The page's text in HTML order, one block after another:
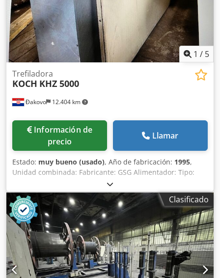
1 / 5
Đakovo 12.404 km
Trefiladora
KOCH KHZ 5000
Información de
precio
Llamar
Estado: muy bueno (usado), Año de fabricación: 1995,
Unidad combinada: Fabricante: GSG Alimentador: Tipo:
840.02-027 Desincrustador triturador: Tipo: 663.02-017
Rango de alambre: Ø5,5-16 mm Para alambrón con una
resistencia de aprox. 40-60 daN/mm² Rodillos trituradores
y dobladores: Insertos de carburo Ajuste con
motorreductor de 0,37 kW - 1,15 A Accionamiento del
cepillo con motorreductor de 0,25 kW, n=293 rpm Tensión
de conexión: 380-420 V 50 Hz Unidad de recubrimiento en
seco: Tipo: BSG/T Relleno: Estearato de calcio (p. ej., Traxit,
tipo: D S 51 E) Consumo de estearato: aprox. 350 g por
tonelada de alambre Velocidad de trefilado: máx. 15 m/s
Clasificado